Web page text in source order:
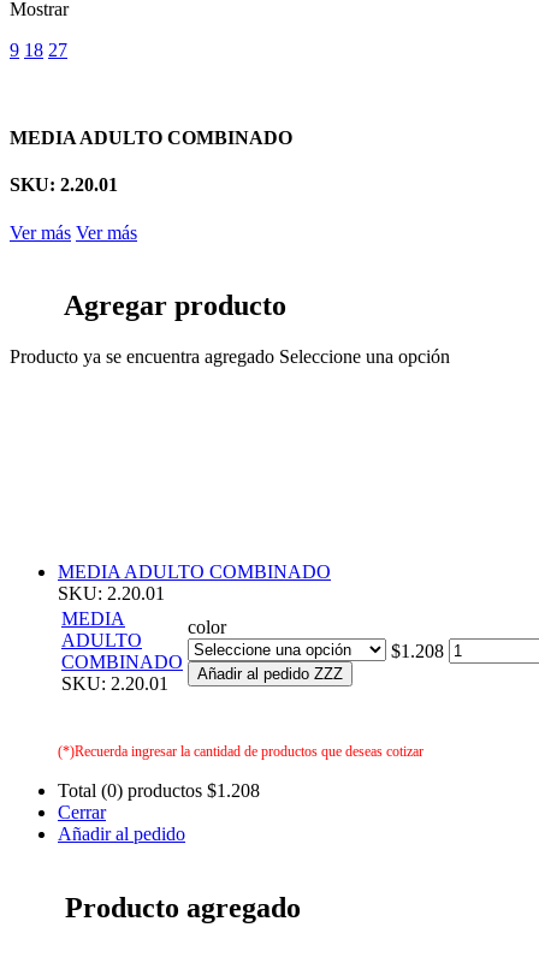
Mostrar
9 18 27
MEDIA ADULTO COMBINADO
SKU: 2.20.01
Ver más Ver más
Agregar producto
Producto ya se encuentra agregado Seleccione una opción
MEDIA ADULTO COMBINADO
SKU: 2.20.01
MEDIA
ADULTO
COMBINADO
SKU: 2.20.01
color
Añadir al pedido ZZZ
$1.208
(*)Recuerda ingresar la cantidad de productos que deseas cotizar
Total (0) productos $1.208
Cerrar
Añadir al pedido
Producto agregado